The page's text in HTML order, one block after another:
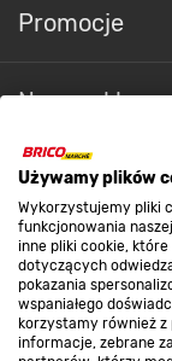
Używamy plików
Wykorzystujemy pliki
funkcjonowania
inne pliki cookie,
dotyczących
pokazania
wspaniałego
korzystamy również
informacje, zebrane
Promocje
Nasze sklepy
O nas
Kontakt do
Strefa